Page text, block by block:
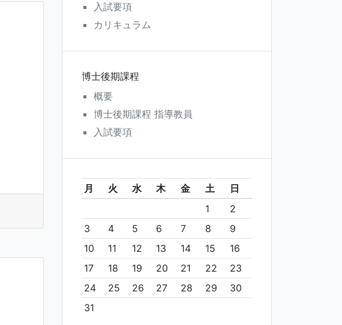
入試要項
カリキュラム
博士後期課程
概要
博士後期課程 指導教員
入試要項
月 火 水 木 金 土
日
1
2
3
4 5 6 7 8
9
10
11 12 13 14 15
16
17
18 19 20 21 22
23
24
25 26 27 28 29
30
31